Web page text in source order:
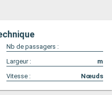
Nb de passagers :
Largeur :
m
Vitesse : Nœuds